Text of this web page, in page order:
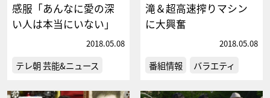
感服「あんなに愛の深
い人は本当にいない」
2018.05.08
テレ朝 芸能&ニュース
滝＆超高速搾りマシン
に大興奮
2018.05.08
番組情報 バラエティ